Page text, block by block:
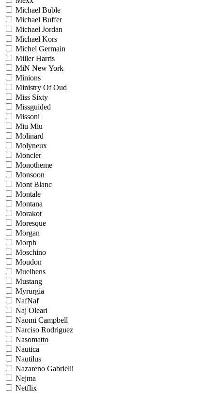
Michael Buble
Michael Buffer
Michael Jordan
Michael Kors
Michel Germain
Miller Harris
MiN New York
Minions
Ministry Of Oud
Miss Sixty
Missguided
Missoni
Miu Miu
Molinard
Molyneux
Moncler
Monotheme
Monsoon
Mont Blanc
Montale
Montana
Morakot
Moresque
Morgan
Morph
Moschino
Moudon
Muelhens
Mustang
Myrurgia
NafNaf
Naj Oleari
Naomi Campbell
Narciso Rodriguez
Nasomatto
Nautica
Nautilus
Nazareno Gabrielli
Nejma
Netflix